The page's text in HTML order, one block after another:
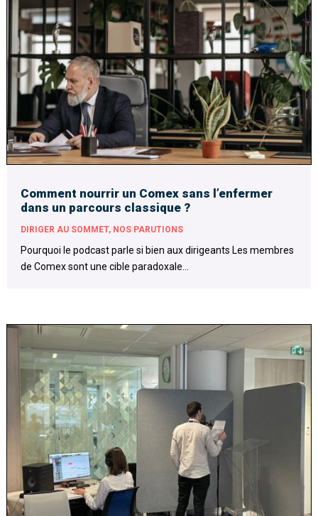
Comment nourrir un Comex sans l’enfermer
dans un parcours classique ?
DIRIGER AU SOMMET, NOS PARUTIONS
Pourquoi le podcast parle si bien aux dirigeants Les membres
de Comex sont une cible paradoxale...